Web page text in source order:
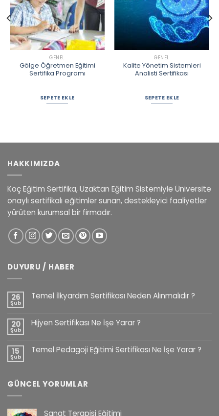
GENEL
Gölge Öğretmen Eğitimi
Sertifika Programı
SEPETE EKLE
GENEL
Kalite Yönetim Sistemleri
Analisti Sertifikası
SEPETE EKLE
HAKKIMIZDA
Koç Eğitim Sertifika, Uzaktan Eğitim Sistemiyle Üniversite
onaylı sertifikalı eğitimler sunan, destekleyici faaliyetler
yürüten kurumsal bir firmadır.
DUYURU / HABER
26
Şub
Temel İlkyardım Sertifikası Neden Alınmalıdır ?
20
Şub
Hijyen Sertifikası Ne İşe Yarar ?
15
Şub
Temel Pedagoji Eğitimi Sertifikası Ne İşe Yarar ?
GÜNCEL YORUMLAR
Sanat Terapisi Eğitimi